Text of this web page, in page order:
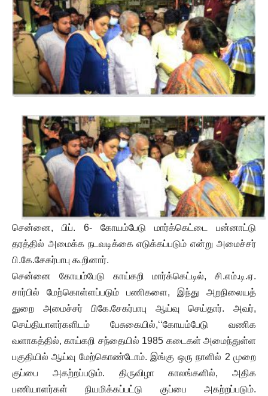
சென்னை, பிப். 6- கோயம்பேடு மார்க்கெட்டை பன்னாட்டு
தரத்தில் அமைக்க நடவடிக்கை எடுக்கப்படும் என்று அமைச்சர்
பி.கே.சேகர்பாபு கூறினார்.
சென்னை கோயம்பேடு காய்கறி மார்க்கெட்டில், சி.எம்.டி.ஏ.
சார்பில் மேற்கொள்ளப்படும் பணிகளை, இந்து அறநிலையத்
துறை அமைச்சர் பிகே.சேகர்பாபு ஆய்வு செய்தார். அவர்,
செய்தியாளர்களிடம் பேசுகையில்,‘‘கோயம்பேடு வணிக
வளாகத்தில், காய்கறி சந்தையில் 1985 கடைகள் அமைந்துள்ள
பகுதியில் ஆய்வு மேற்கொண்டோம். இங்கு ஒரு நாளில் 2 முறை
குப்பை அகற்றப்படும். திருவிழா காலங்களில், அதிக
பணியாளர்கள் நியமிக்கப்பட்டு குப்பை அகற்றப்படும்.